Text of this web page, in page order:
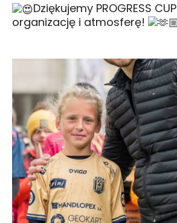
Dziękujemy PROGRESS CUP
organizację i atmosferę!